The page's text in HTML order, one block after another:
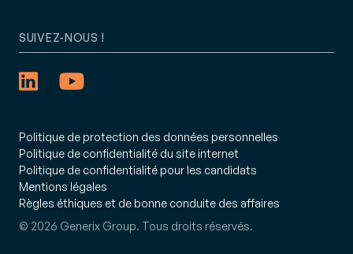
Politique de protection des données personnelles
Politique de confidentialité du site internet
Politique de confidentialité pour les candidats
Mentions légales
Règles éthiques et de bonne conduite des affaires
© 2026 Generix Group. Tous droits réservés.
SUIVEZ-NOUS !